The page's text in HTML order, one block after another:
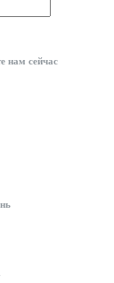
нам сейчас